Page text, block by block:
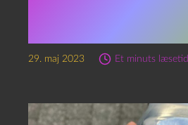
29. maj 2023 Et minuts læsetid